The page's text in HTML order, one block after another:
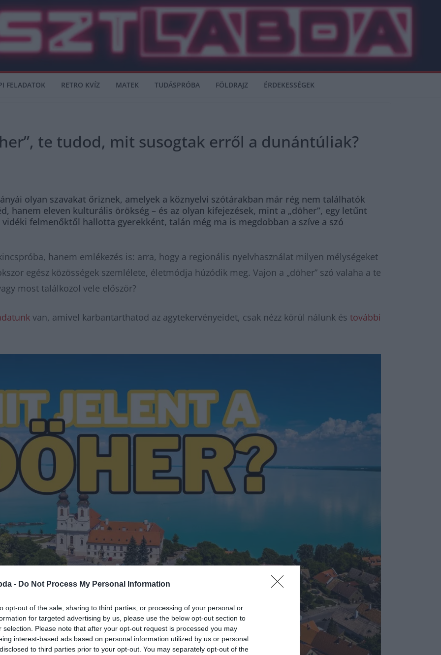
- Do Not Process My Personal Information
opt-out of the sale, sharing to third parties, or processing of your personal or
for targeted advertising by us, please use the below opt-out section to
selection. Please note that after your opt-out request is processed you may
interest-based ads based on personal information utilized by us or personal
to third parties prior to your opt-out. You may separately opt-out of the
FELADATOK RETRO KVÍZ MATEK TUDÁSPRÓBA FÖLDRAJZ ÉRDEKESSÉGEK
te tudod, mit susogtak erről a dunántúliak?
olyan szavakat őriznek, amelyek a köznyelvi szótárakban már rég nem találhatók
hanem eleven kulturális örökség – és az olyan kifejezések, mint a „döher”, egy letűnt
felmenőktől hallotta gyerekként, talán még ma is megdobban a szíve a szó
hanem emlékezés is: arra, hogy a regionális nyelvhasználat milyen mélységeket
egész közösségek szemlélete, életmódja húzódik meg. Vajon a „döher” szó valaha a te
most találkozol vele először?
van, amivel karbantarthatod az agytekervényeidet, csak nézz körül nálunk és további